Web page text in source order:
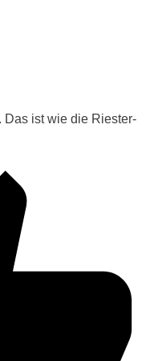
Das ist wie die Riester-